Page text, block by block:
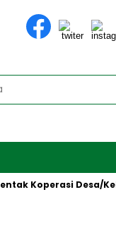
Koperasi Desa/